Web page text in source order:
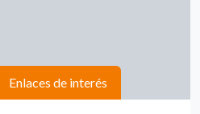
Enlaces de interés